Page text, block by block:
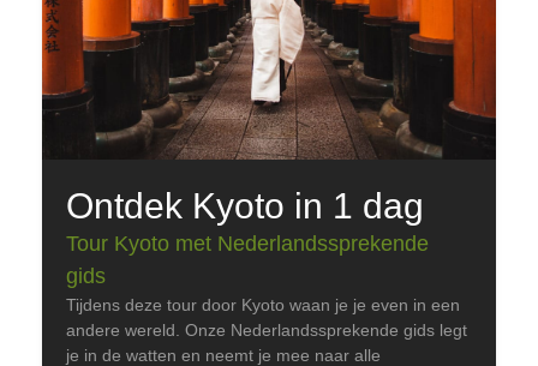
Ontdek Kyoto in 1 dag
Tour Kyoto met Nederlandssprekende
gids
Tijdens deze tour door Kyoto waan je je even in een
andere wereld. Onze Nederlandssprekende gids legt
je in de watten en neemt je mee naar alle